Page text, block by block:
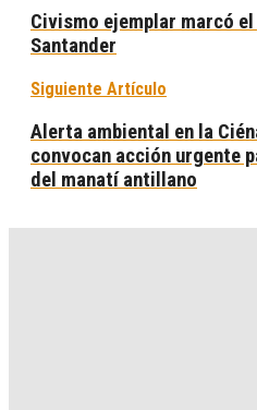
Civismo ejemplar marcó el
Santander
Siguiente Artículo
Alerta ambiental en la
convocan acción urgente
del manatí antillano